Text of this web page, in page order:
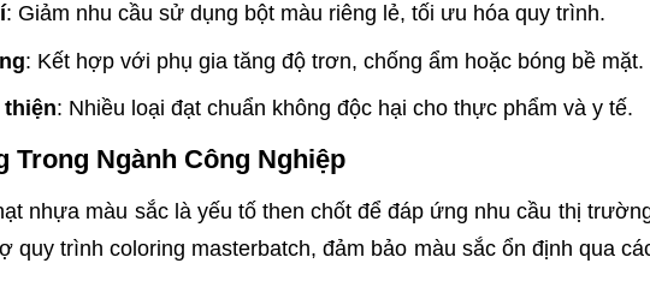
: Giảm nhu cầu sử dụng bột màu riêng lẻ, tối ưu hóa quy trình.
: Kết hợp với phụ gia tăng độ trơn, chống ẩm hoặc bóng bề mặt.
thiện: Nhiều loại đạt chuẩn không độc hại cho thực phẩm và y tế.
Trong Ngành Công Nghiệp
nhựa màu sắc là yếu tố then chốt để đáp ứng nhu cầu thị
quy trình coloring masterbatch, đảm bảo màu sắc ổn định qua